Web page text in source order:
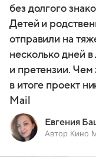
без долгого
Детей и
отправили на
несколько дней
и претензии.
в итоге проект
Mail
Евгения
Автор Кино